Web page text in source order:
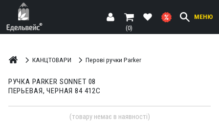
МЕНЮ
(0)
КАНЦТОВАРИ Перові ручки Parker
РУЧКА PARKER SONNET 08
ПЕРЬЕВАЯ, ЧЕРНАЯ 84 412С
(товару немає в наявності)